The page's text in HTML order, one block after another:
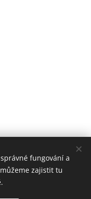
fungování a
zajistit tu